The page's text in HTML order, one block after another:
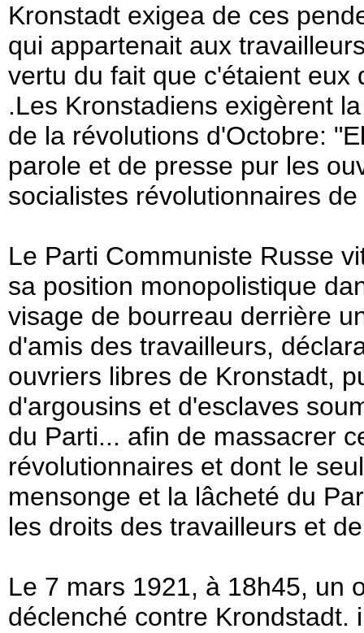
Kronstadt exigea de ces
qui appartenait aux
vertu du fait que c'étaient eux
.Les Kronstadiens exigèrent
de la révolutions d'Octobre:
parole et de presse pur les
socialistes révolutionnaires
Le Parti Communiste Russe
sa position monopolistique
visage de bourreau derrière
d'amis des travailleurs,
ouvriers libres de Kronstadt,
d'argousins et d'esclaves
du Parti... afin de massacrer
révolutionnaires et dont le
mensonge et la lâcheté du
les droits des travailleurs et
Le 7 mars 1921, à 18h45, un
déclenché contre Krondstadt.